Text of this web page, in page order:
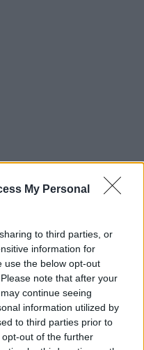
My Personal
to third parties, or
information for
use the below opt-out
note that after your
continue seeing
information utilized by
to third parties prior to
out of the further